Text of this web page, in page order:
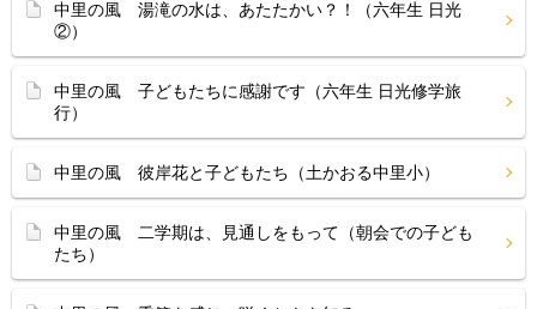
中里の風 湯滝の水は、あたたかい？！（六年生 日光
②）
中里の風 子どもたちに感謝です（六年生 日光修学旅
行）
中里の風 彼岸花と子どもたち（土かおる中里小）
中里の風 二学期は、見通しをもって（朝会での子ども
たち）